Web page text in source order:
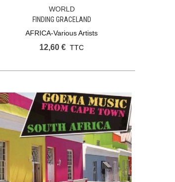
Ajouter Au Panier
WORLD
FINDING GRACELAND
AFRICA-Various Artists
12,60 € TTC